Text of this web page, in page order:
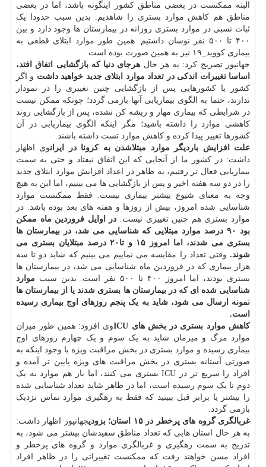
البته ممکنست در بعضی مناطق کشور اینگونه باشد، اما در بعضی
مناطق هم کاهش موارد بستری را شاهدیم. بدین سبب حدودا یک
ثبات نسبی در موارد بستری روزانه در بیمارستان ها وجود دارد و بین
۴۰۰ تا ۵۰۰ نفر نوسان داشتیم. همین طور موارد ابتلای قطعی به
بیماری کووید_۱۹ نیز به همین صورت بوده است.
جهانپور تصریح کرد: به هر حال هرجای دنیا که بازگشایی اتفاق افتد،
اساسا تغییرات اندکی در تعداد موارد ابتلای جدید خواهید داشت و اگر
کشور یا کشورهایی پس از بازگشایی چنین تغییری را در نمودار
ندارند، حتما به الگوی بیماریابی آنها بازمی گردد؛ چونکه ممکن نیست
در شرایطی که بیماری مهار و ریشه کن نشده، پس از بازگشایی روند
کاهشی موارد را داشته باشید؛ مگر اینکه الگوی بیماریابی در آن
کشورها تغییر پیدا کرده و کاهش موارد تست داشته باشند.
علت افزایش باردیگر موارد مبتلاشدن به کرونا در ایرانوی اظهار
داشت: در کشور ما از آنجایی که این اتفاق نیفتاد و حتی به سمت
بیماریابی فعال تر رفتیم، به ظاهر در اعداد افزایش موارد ابتلای جدید
را در دو سه هفته اخیر و پس از بازگشایی ها می بینیم، اما این به هیچ
وجه به معنای شیوع بیشتر بیماری نیست. فقط ممکنست موارد
شناسایی شده امروز، بیش از روزها و هفته های بعد بوده باشد. در
موارد بستری هم چنین تغییری نیست. در اوایل فروردین ماه ممکن
بود ۹۰ درصد موارد مبتلایی که شناسایی می شد، در بیمارستان ها
بستری می شدند، اما امروز ۱۵ و تا۲۰ درصد مبتلایان بستری می
شوند. وقتی تعداد را مقایسه می نماییم می بینیم که شاید دو تا سه
هزار بیماری که در فروردین ماه شناسایی می شد، در بیمارستان ها
بستری بودند، اما امروز ۴۰۰ تا ۵۰۰ نفر است. بدین سبب
موارد
شناسایی شده ای که در بیمارستان ها بستری شدند یا از بیمارستان ها
نمونه ارسال می شود، شاید به یک پنجم روزهای اوج بیماری رسیده
است.
کاهش موارد بستری در بخش های ICU
وی افزود: همین طور میزان
موارد مرگ و میرمان شاید به یک سوم و یک چهارم روزهای اوج
بیماری رسیده و موارد بستری در بخش مراقبت ویژه با وجود اینکه به
صورتی آستانه بستری در بخش مراقبت های ویژه پایین تر آمده و
افراد را سریع تر در ICU بستری می کنند، اما باز هم موارد به یک
دوم تا یک سوم رسیده است، اما در ظاهر شاید تعداد شناسایی شده
را بیشتر یا برابر قبل ببینید که فقط به رهگیری موارد تماس نزدیک
بازمی گردد.
غربالگری گروه های پرخطر در ۱۵ استان؛ بزودی
جهانپور اظهار داشت:
به هر حال استان هایی که تعداد مناطق سفیدشان بیشتر می شود، به
تدریج به سمت رهگیری و غربالگری موارد و گروه های پرخطر و
افراد مسن خواهند رفت که ممکنست تغییراتی را در ظاهر افراد